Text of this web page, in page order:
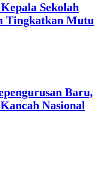
Sekolah
Tingkatkan Mutu
Baru,
Nasional